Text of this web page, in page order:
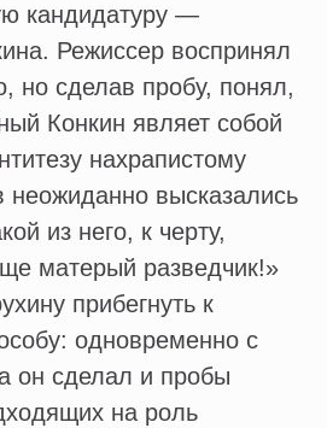
кандидатуру —
Режиссер воспринял
но сделав пробу, понял,
Конкин являет собой
нахрапистому
неожиданно высказались
из него, к черту,
матерый разведчик!»
прибегнуть к
одновременно с
он сделал и пробы
на роль